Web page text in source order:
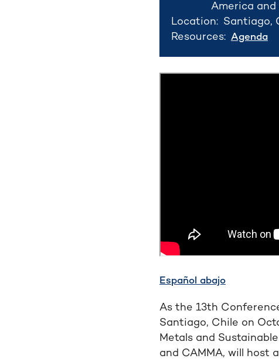
America
Location: Santiago,
Resources: Agenda
Español abajo
As the 13th
Santiago, Chile on
Metals and
and CAMMA, will host